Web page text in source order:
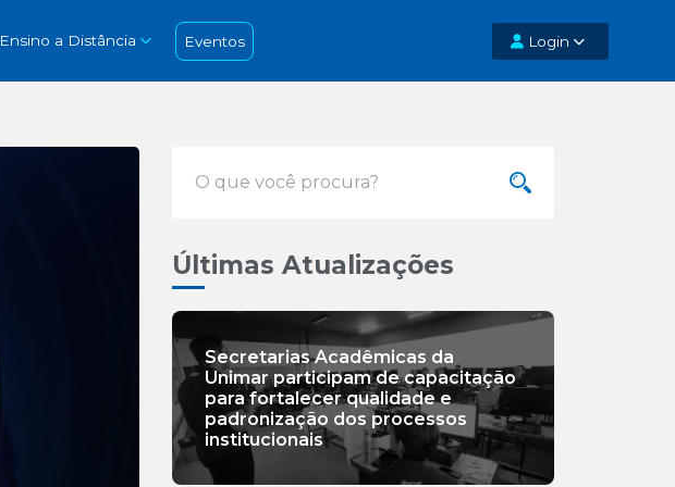
Ensino a Distância Eventos Login
Últimas Atualizações
Secretarias Acadêmicas da
Unimar participam de capacitação
para fortalecer qualidade e
padronização dos processos
institucionais